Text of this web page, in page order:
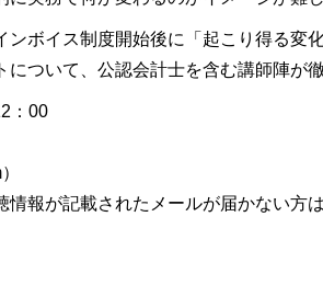
ボイス制度開始後に「起こり得る
ついて、公認会計士を含む講師陣が
：00
報が記載されたメールが届かない方